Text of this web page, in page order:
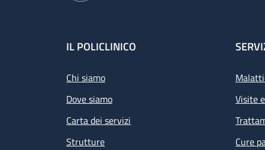
Footer
IL POLICLINICO
Chi siamo
Dove siamo
Carta dei servizi
Strutture
Visite
Cure